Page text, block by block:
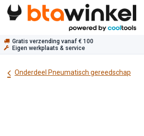
Overslaan naar inhoud
Gratis verzending vanaf € 100
Eigen werkplaats & service
Onderdeel Pneumatisch gereedschap